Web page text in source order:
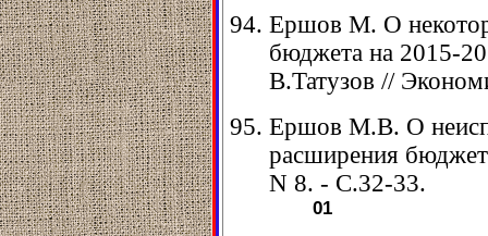
Ершов М. О
бюджета на 2015-
В.Татузов //
Ершов М.В. О
расширения
N 8. - С.32-33.
01